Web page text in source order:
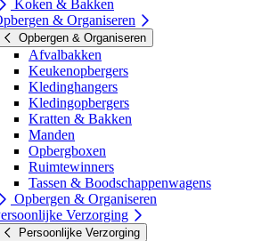
Koken & Bakken
& Organiseren
Opbergen & Organiseren
Afvalbakken
Keukenopbergers
Kledinghangers
Kledingopbergers
Kratten & Bakken
Manden
Opbergboxen
Ruimtewinners
Tassen & Boodschappenwagens
Opbergen & Organiseren
Verzorging
Persoonlijke Verzorging